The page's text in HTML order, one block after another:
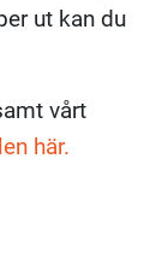
ut kan du
vårt
här.